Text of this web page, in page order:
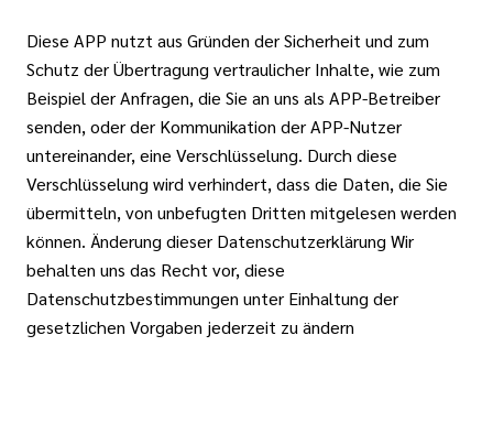
Diese APP nutzt aus Gründen der Sicherheit und zum
Schutz der Übertragung vertraulicher Inhalte, wie zum
Beispiel der Anfragen, die Sie an uns als APP-Betreiber
senden, oder der Kommunikation der APP-Nutzer
untereinander, eine Verschlüsselung. Durch diese
Verschlüsselung wird verhindert, dass die Daten, die Sie
übermitteln, von unbefugten Dritten mitgelesen werden
können. Änderung dieser Datenschutzerklärung Wir
behalten uns das Recht vor, diese
Datenschutzbestimmungen unter Einhaltung der
gesetzlichen Vorgaben jederzeit zu ändern